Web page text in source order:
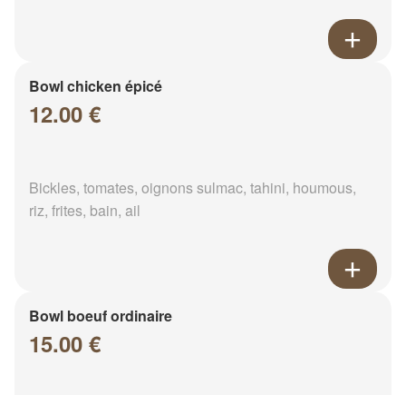
Bowl chicken épicé
12.00 €
Bickles, tomates, oignons sulmac, tahini, houmous,
riz, frites, bain, ail
Bowl boeuf ordinaire
15.00 €